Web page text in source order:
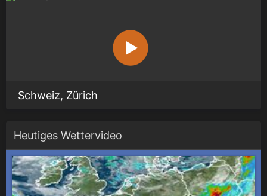
Schweiz, Zürich
Heutiges Wettervideo